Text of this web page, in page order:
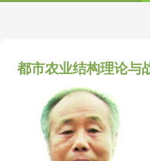
都市农业结构理论与